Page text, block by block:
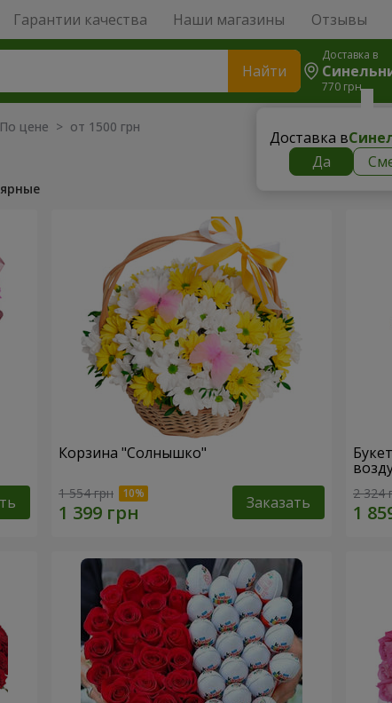
Гарантии качества Наши магазины Отзывы
Найти
Доставка в
770 грн
Доставка в
Да
цене > от 1500 грн
Корзина "Солнышко"
1 554 грн Заказать 2 324